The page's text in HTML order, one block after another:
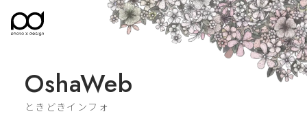
OshaWeb
ときどきインフォ